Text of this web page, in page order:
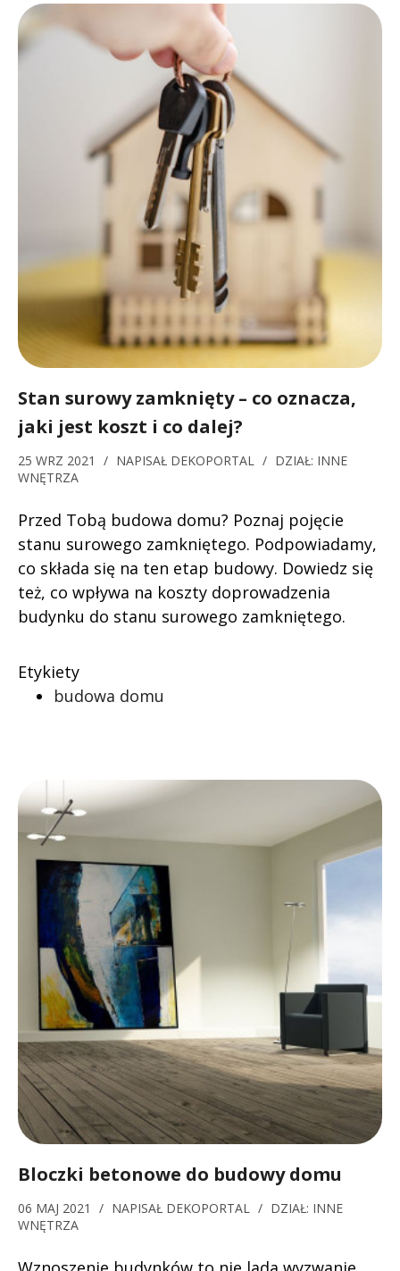
Stan surowy zamknięty – co oznacza,
jaki jest koszt i co dalej?
25 WRZ 2021 / NAPISAŁ DEKOPORTAL / DZIAŁ: INNE
WNĘTRZA
Przed Tobą budowa domu? Poznaj pojęcie
stanu surowego zamkniętego. Podpowiadamy,
co składa się na ten etap budowy. Dowiedz się
też, co wpływa na koszty doprowadzenia
budynku do stanu surowego zamkniętego.
Etykiety
budowa domu
Bloczki betonowe do budowy domu
06 MAJ 2021 / NAPISAŁ DEKOPORTAL / DZIAŁ: INNE
WNĘTRZA